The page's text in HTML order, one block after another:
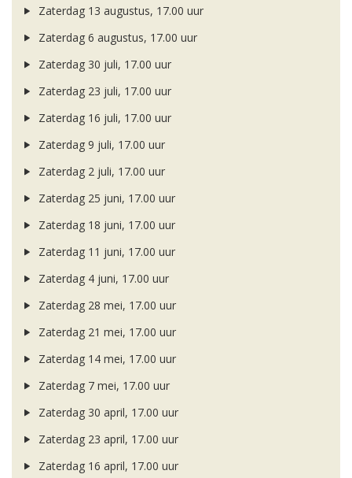
Zaterdag 13 augustus, 17.00 uur
Zaterdag 6 augustus, 17.00 uur
Zaterdag 30 juli, 17.00 uur
Zaterdag 23 juli, 17.00 uur
Zaterdag 16 juli, 17.00 uur
Zaterdag 9 juli, 17.00 uur
Zaterdag 2 juli, 17.00 uur
Zaterdag 25 juni, 17.00 uur
Zaterdag 18 juni, 17.00 uur
Zaterdag 11 juni, 17.00 uur
Zaterdag 4 juni, 17.00 uur
Zaterdag 28 mei, 17.00 uur
Zaterdag 21 mei, 17.00 uur
Zaterdag 14 mei, 17.00 uur
Zaterdag 7 mei, 17.00 uur
Zaterdag 30 april, 17.00 uur
Zaterdag 23 april, 17.00 uur
Zaterdag 16 april, 17.00 uur